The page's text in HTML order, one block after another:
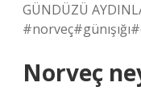
GÜNDÜZÜ
Norveç